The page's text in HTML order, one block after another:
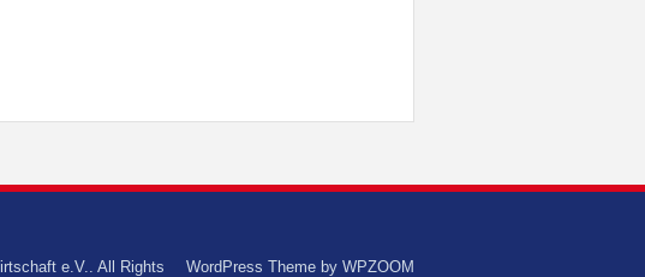
WordPress Theme by WPZOOM
e.V.. All Rights